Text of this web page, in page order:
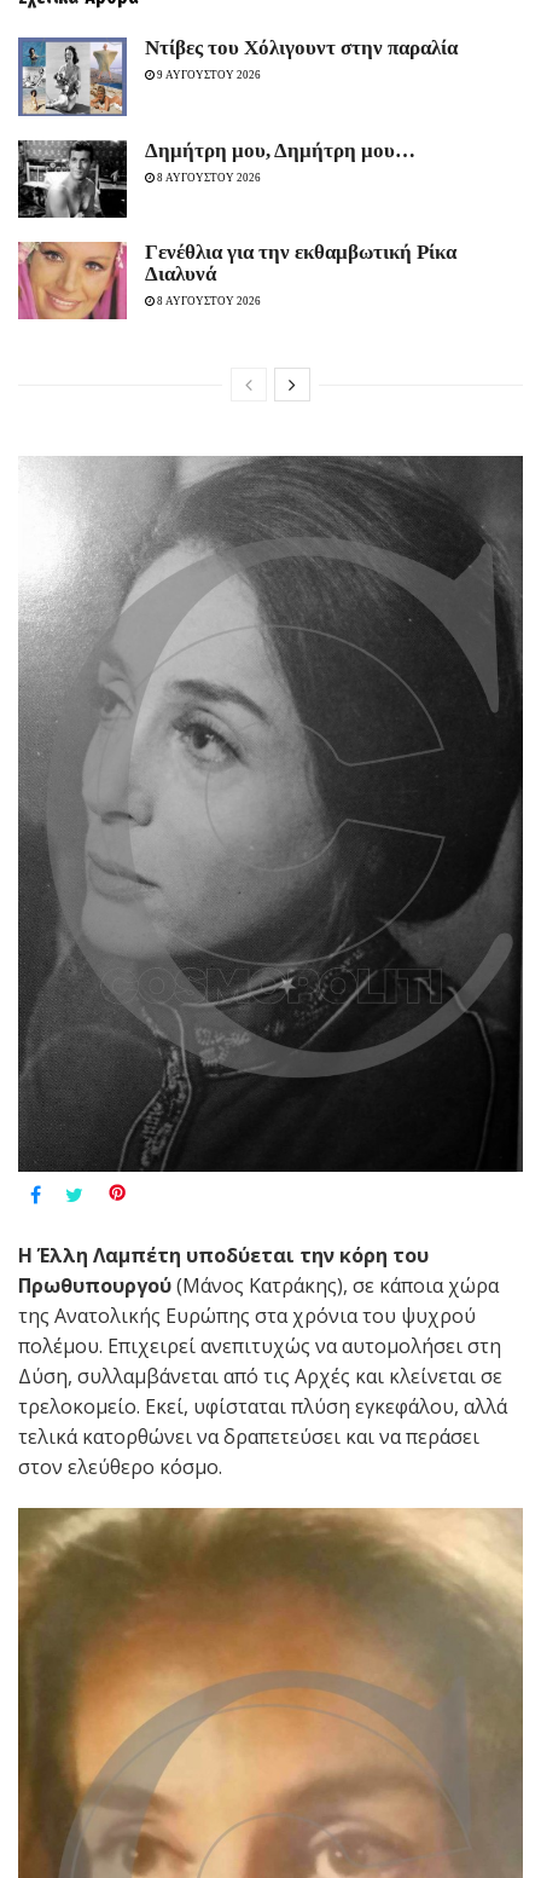
Ντίβες του Χόλιγουντ στην παραλία
9 ΑΥΓΟΥΣΤΟΥ 2026
Δημήτρη μου, Δημήτρη μου…
8 ΑΥΓΟΥΣΤΟΥ 2026
Γενέθλια για την εκθαμβωτική Ρίκα
Διαλυνά
8 ΑΥΓΟΥΣΤΟΥ 2026
Η Έλλη Λαμπέτη υποδύεται την κόρη του
Πρωθυπουργού(Μάνος Κατράκης), σε κάποια χώρα
της Ανατολικής Ευρώπης στα χρόνια του ψυχρού
πολέμου. Επιχειρεί ανεπιτυχώς να αυτομολήσει στη
Δύση, συλλαμβάνεται από τις Αρχές και κλείνεται σε
τρελοκομείο. Εκεί, υφίσταται πλύση εγκεφάλου, αλλά
τελικά κατορθώνει να δραπετεύσει και να περάσει
στον ελεύθερο κόσμο.